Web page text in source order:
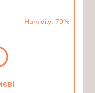
Humidity: 79%